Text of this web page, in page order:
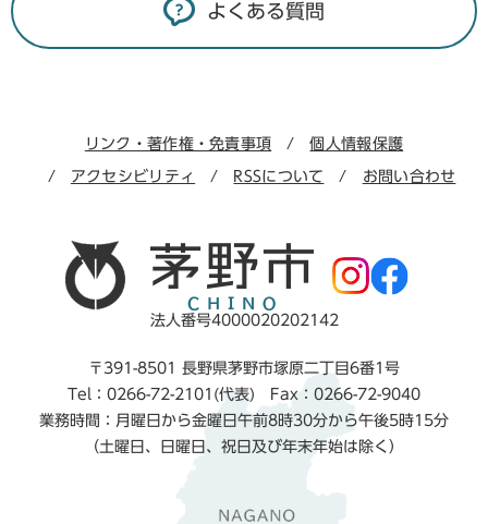
よくある質問
リンク・著作権・免責事項 個人情報保護
アクセシビリティ RSSについて お問い合わせ
法人番号4000020202142
〒391-8501 長野県茅野市塚原二丁目6番1号
Tel：0266-72-2101(代表) Fax：0266-72-9040
業務時間：月曜日から金曜日午前8時30分から午後5時15分
（土曜日、日曜日、祝日及び年末年始は除く）